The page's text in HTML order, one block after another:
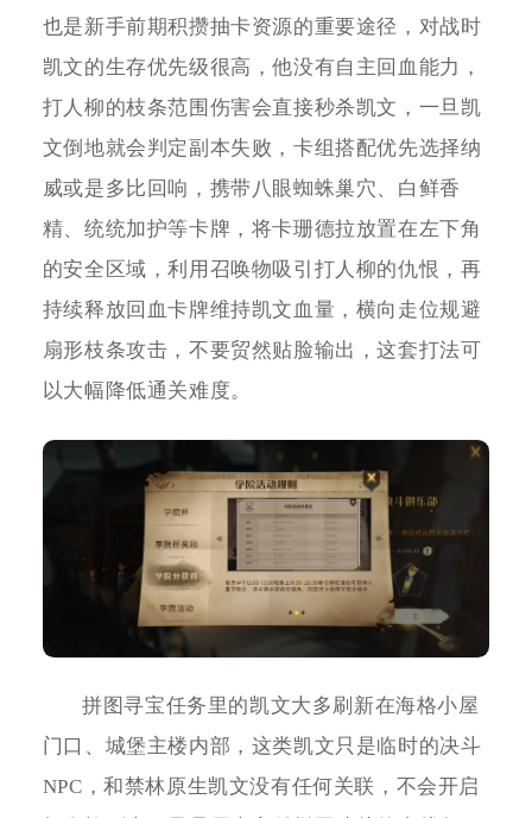
也是新手前期积攒抽卡资源的重要途径，对战时
凯文的生存优先级很高，他没有自主回血能力，
打人柳的枝条范围伤害会直接秒杀凯文，一旦凯
文倒地就会判定副本失败，卡组搭配优先选择纳
威或是多比回响，携带八眼蜘蛛巢穴、白鲜香
精、统统加护等卡牌，将卡珊德拉放置在左下角
的安全区域，利用召唤物吸引打人柳的仇恨，再
持续释放回血卡牌维持凯文血量，横向走位规避
扇形枝条攻击，不要贸然贴脸输出，这套打法可
以大幅降低通关难度。
拼图寻宝任务里的凯文大多刷新在海格小屋
门口、城堡主楼内部，这类凯文只是临时的决斗
NPC，和禁林原生凯文没有任何关联，不会开启